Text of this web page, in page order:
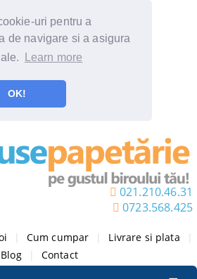
uri pentru a
de navigare si a asigura
Learn more
OK!
021.210.46.31
0723.568.425
Cum cumpar Livrare si plata
Blog
Contact